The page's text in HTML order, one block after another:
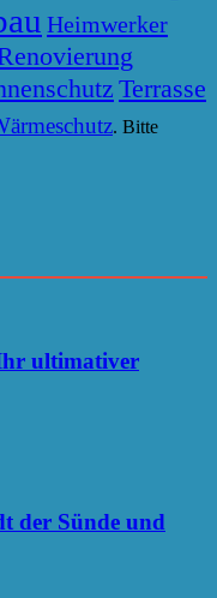
Heimwerker
Terrasse
. Bitte
ultimativer
der Sünde und